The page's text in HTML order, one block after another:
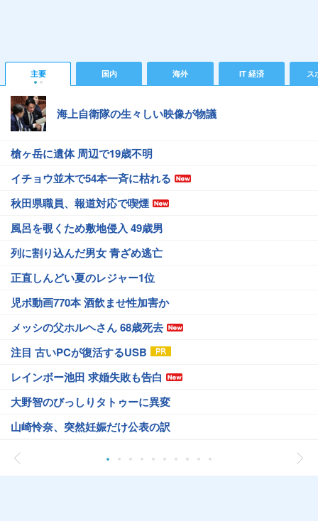
主要 国内 海外 IT 経済 ス
海上自衛隊の生々しい映像が物議
槍ヶ岳に遺体 周辺で19歳不明
イチョウ並木で54本一斉に枯れる
秋田県職員、報道対応で喫煙
風呂を覗くため敷地侵入 49歳男
列に割り込んだ男女 青ざめ逃亡
正直しんどい夏のレジャー1位
児ポ動画770本 酒飲ませ性加害か
メッシの父ホルヘさん 68歳死去
注目 古いPCが復活するUSB
レインボー池田 求婚失敗も告白
大野智のびっしりタトゥーに異変
山崎怜奈、突然妊娠だけ公表の訳